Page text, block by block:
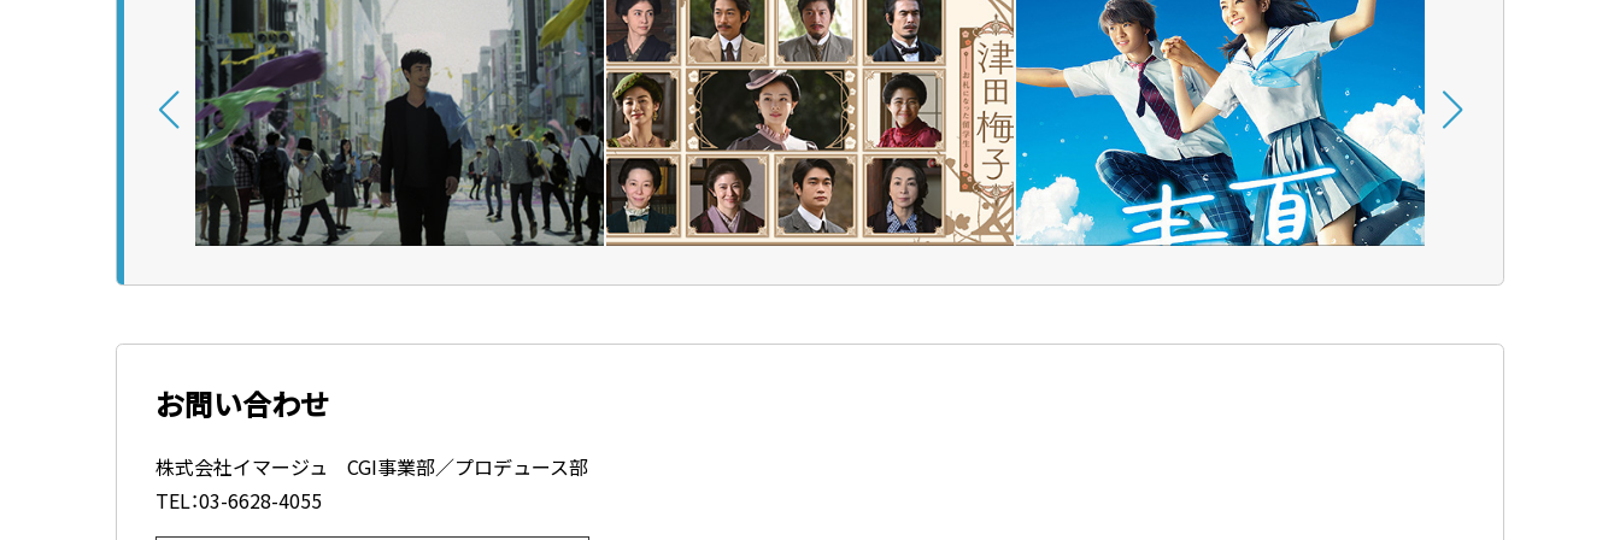
スさまっ♪ AXE
CM VFX
津田梅子 お札に​なった​留学生
TV VFX DRAMA
青夏​ きみに​恋した​30日
MOVIE VFX TV 3DCG
お問い合わせ
株式会社イマージュ CGI事業部／プロデュース部
TEL：03-6628-4055